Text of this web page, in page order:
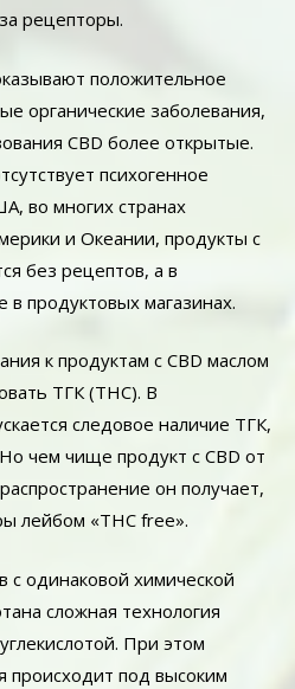
рецепторы.
положительное
органические заболевания,
CBD более открытые.
психогенное
во многих странах
и Океании, продукты с
без рецептов, а в
продуктовых магазинах.
к продуктам с CBD маслом
ТГК (ТНС). В
следовое наличие ТГК,
чем чище продукт с CBD от
он получает,
лейбом «ТНС free».
одинаковой химической
сложная технология
При этом
происходит под высоким